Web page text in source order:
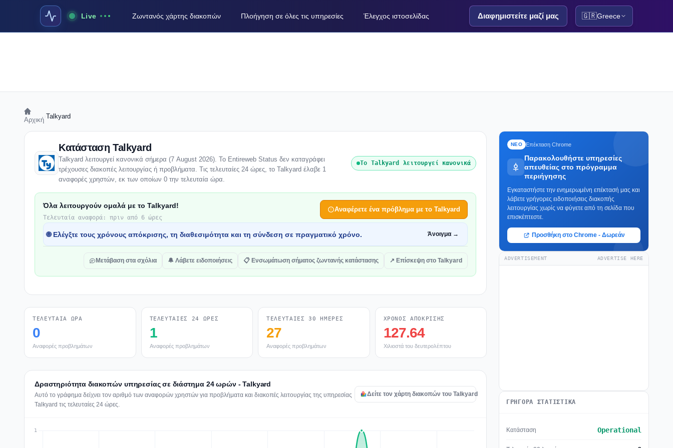
Live Ζωντανός χάρτης διακοπών Πλοήγηση σε όλες τις υπηρεσίες Έλεγχος ιστοσελίδας Διαφημιστείτε μαζί μας 🇬🇷Greece
Αρχική Talkyard
Κατάσταση Talkyard
Talkyard λειτουργεί κανονικά σήμερα (7 August 2026). Το Entireweb Status δεν καταγράφει
τρέχουσες διακοπές λειτουργίας ή προβλήματα. Τις τελευταίες 24 ώρες, το Talkyard έλαβε 1
αναφορές χρηστών, εκ των οποίων 0 την τελευταία ώρα.
Το Talkyard λειτουργεί κανονικά
Όλα λειτουργούν ομαλά με το Talkyard!
Τελευταία αναφορά: πριν από 6 ώρες
Αναφέρετε ένα πρόβλημα με το Talkyard
🌐 Ελέγξτε τους χρόνους απόκρισης, τη διαθεσιμότητα και τη σύνδεση σε πραγματικό χρόνο. Άνοιγμα →
Μετάβαση στα σχόλια 🔔 Λάβετε ειδοποιήσεις 📋 Ενσωμάτωση σήματος ζωντανής κατάστασης ↗ Επίσκεψη στο Talkyard
ΤΕΛΕΥΤΑΊΑ ΏΡΑ
0
Αναφορές προβλημάτων
ΤΕΛΕΥΤΑΊΕΣ 24 ΏΡΕΣ
1
Αναφορές προβλημάτων
ΤΕΛΕΥΤΑΊΕΣ 30 ΗΜΈΡΕΣ
27
Αναφορές προβλημάτων
ΧΡΌΝΟΣ ΑΠΌΚΡΙΣΗΣ
127.64
Χιλιοστά του δευτερολέπτου
Δραστηριότητα διακοπών υπηρεσίας σε διάστημα 24 ωρών - Talkyard
Αυτό το γράφημα δείχνει τον αριθμό των αναφορών χρηστών για προβλήματα και διακοπές λειτουργίας της υπηρεσίας
Talkyard τις τελευταίες 24 ώρες.
Δείτε τον χάρτη διακοπών του Talkyard
ΝΕΟ Επέκταση Chrome
Παρακολουθήστε υπηρεσίες
απευθείας στο πρόγραμμα
περιήγησης
Εγκαταστήστε την ενημερωμένη επέκτασή μας και
λάβετε γρήγορες ειδοποιήσεις διακοπής
λειτουργίας χωρίς να φύγετε από τη σελίδα που
επισκέπτεστε.
Προσθήκη στο Chrome - Δωρεάν
ADVERTISEMENT ADVERTISE HERE
ΓΡΉΓΟΡΑ ΣΤΑΤΙΣΤΙΚΆ
Κατάσταση Operational